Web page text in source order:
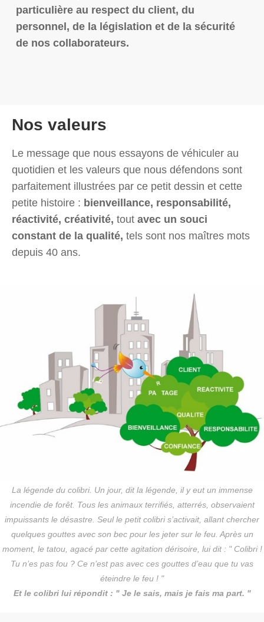
particulière au respect du client, du
personnel, de la législation et de la sécurité
de nos collaborateurs.
Nos valeurs
Le message que nous essayons de véhiculer au
quotidien et les valeurs que nous défendons sont
parfaitement illustrées par ce petit dessin et cette
petite histoire : bienveillance, responsabilité,
réactivité, créativité, tout avec un souci
constant de la qualité, tels sont nos maîtres mots
depuis 40 ans.
La légende du colibri. Un jour, dit la légende, il y eut un immense
incendie de forêt. Tous les animaux terrifiés, atterrés, observaient
impuissants le désastre. Seul le petit colibri s’activait, allant chercher
quelques gouttes avec son bec pour les jeter sur le feu. Après un
moment, le tatou, agacé par cette agitation dérisoire, lui dit : " Colibri !
Tu n’es pas fou ? Ce n’est pas avec ces gouttes d’eau que tu vas
éteindre le feu ! "
Et le colibri lui répondit: " Je le sais, mais je fais ma part. "